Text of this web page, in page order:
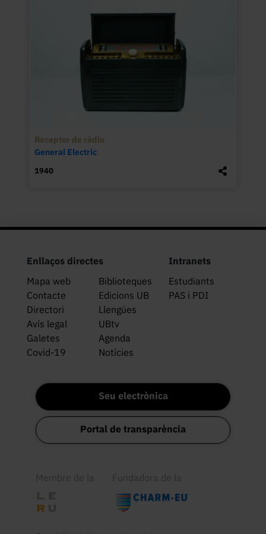
Receptor de ràdio
General Electric
1940
Enllaços directes
Mapa web
Biblioteques
Contacte
Edicions UB
Directori
Llengües
Avís legal
UBtv
Galetes
Agenda
Covid-19
Notícies
Intranets
Estudiants
PAS i PDI
Seu electrònica
Portal de transparència
Membre de la Fundadora de la